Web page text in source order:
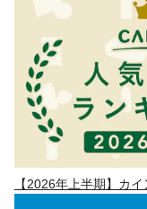
【2026年上半期】カ